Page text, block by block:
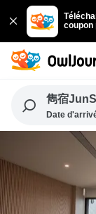
coupon
雋宿
Date